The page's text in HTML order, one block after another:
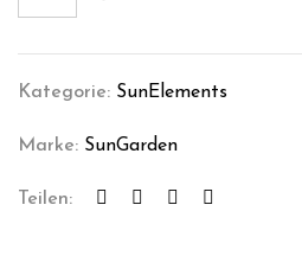
Kategorie: SunElements
Marke: SunGarden
Teilen: